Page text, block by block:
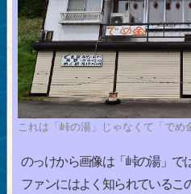
これは「峠の湯」じゃなくて「でめ
のっけから画像は「峠の湯」で
ファンにはよく知られているこ